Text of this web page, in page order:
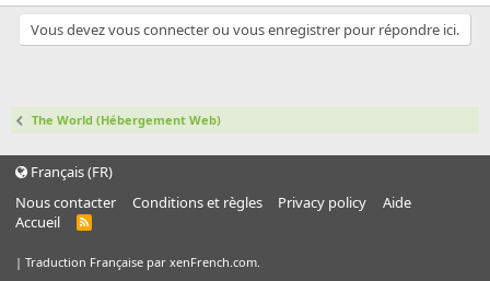
Vous devez vous connecter ou vous enregistrer pour répondre ici.
The World (Hébergement Web)
Français (FR)
Nous contacter
Conditions et règles Privacy policy
Aide
Accueil
R
| Traduction Française par xenFrench.com.